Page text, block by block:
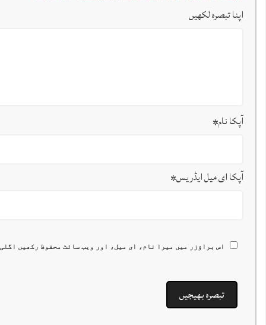
اپنا تبصرہ لکھیں
آپکا نام*
آپکا ای میل ایڈریس*
اس براؤزر میں میرا نام، ای میل، اور ویب سائٹ محفوظ رکھیں